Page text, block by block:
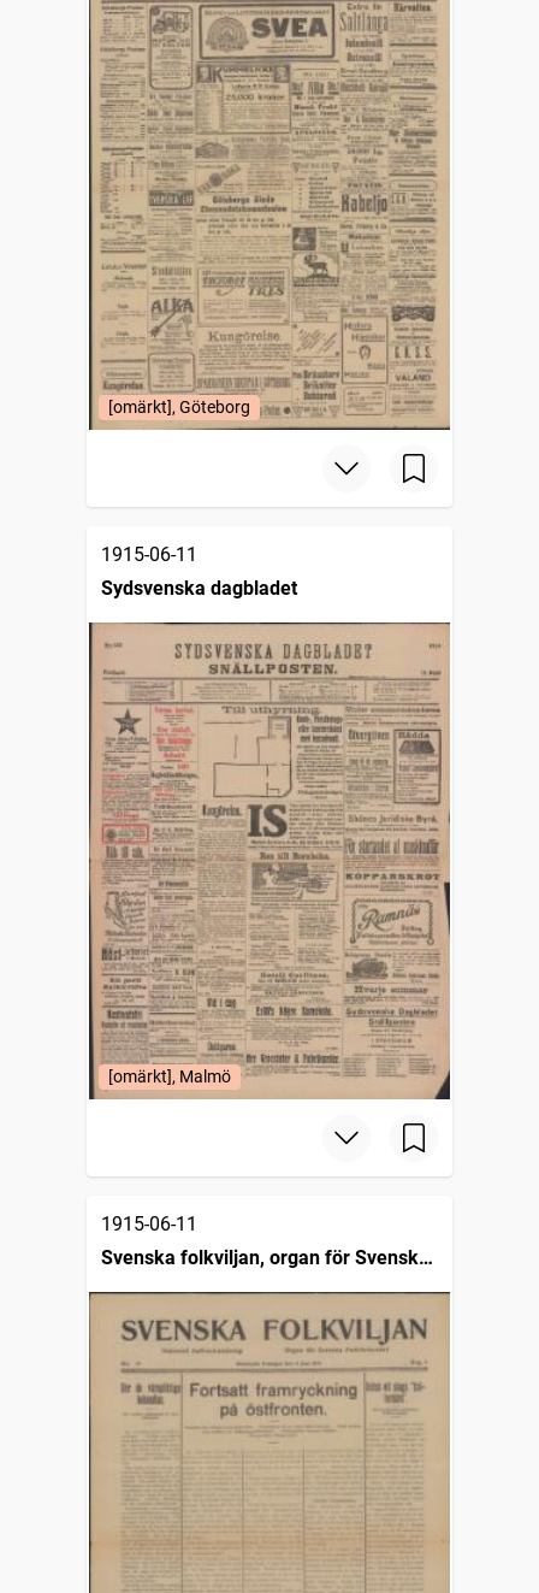
[omärkt], Göteborg
1915-06-11
Sydsvenska dagbladet
[omärkt], Malmö
1915-06-11
Svenska folkviljan, organ för Svenska